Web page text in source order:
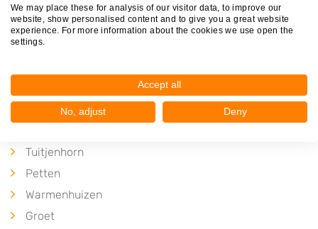
1625NZ Hoorn
Op 24,78 km afstand
Plaatsen in de buurt
Tuitjenhorn
Petten
Warmenhuizen
Groet
We may place these for analysis of our visitor data, to improve our
website, show personalised content and to give you a great website
experience. For more information about the cookies we use open the
settings.
Accept all
No, adjust Deny